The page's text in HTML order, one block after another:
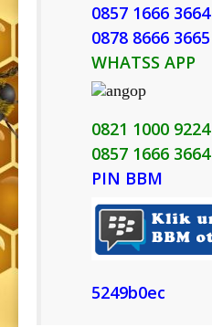
0857 1666 3664
0878 8666 3665
WHATSS APP
0821 1000 9224
0857 1666 3664
PIN BBM
5249b0ec